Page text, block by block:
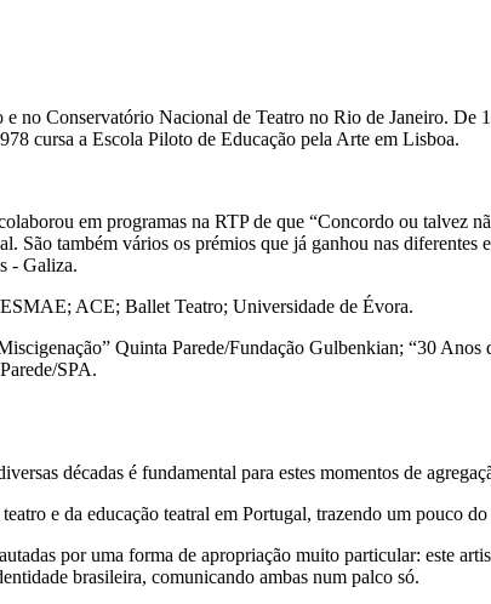
no Conservatório Nacional de Teatro no Rio de Janeiro.
cursa a Escola Piloto de Educação pela Arte em Lisboa.
em programas na RTP de que “Concordo ou talvez
São também vários os prémios que já ganhou nas diferentes
- Galiza.
ACE; Ballet Teatro; Universidade de Évora.
Quinta Parede/Fundação Gulbenkian; “30
SPA.
décadas é fundamental para estes momentos de
e da educação teatral em Portugal, trazendo um pouco
por uma forma de apropriação muito particular: este
brasileira, comunicando ambas num palco só.